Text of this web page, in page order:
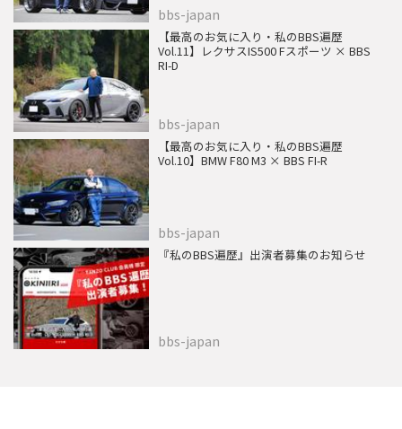
bbs-japan
【最高のお気に入り・私のBBS遍歴
Vol.11】レクサスIS500 Fスポーツ × BBS
RI-D
bbs-japan
【最高のお気に入り・私のBBS遍歴
Vol.10】BMW F80 M3 × BBS FI-R
bbs-japan
『私のBBS遍歴』出演者募集のお知らせ
bbs-japan